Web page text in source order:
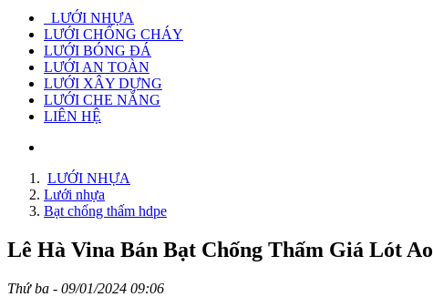
LƯỚI NHỰA
LƯỚI CHỐNG CHÁY
LƯỚI BÓNG ĐÁ
LƯỚI AN TOÀN
LƯỚI XÂY DỰNG
LƯỚI CHE NẮNG
LIÊN HỆ
LƯỚI NHỰA
Lưới nhựa
Bạt chống thấm hdpe
Lê Hà Vina Bán Bạt Chống Thấm Giá Lót Ao
Thứ ba - 09/01/2024 09:06